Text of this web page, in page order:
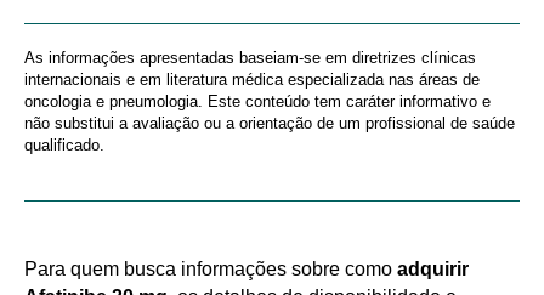
As informações apresentadas baseiam-se em diretrizes clínicas
internacionais e em literatura médica especializada nas áreas de
oncologia e pneumologia. Este conteúdo tem caráter informativo e
não substitui a avaliação ou a orientação de um profissional de saúde
qualificado.
Para quem busca informações sobre como adquirir